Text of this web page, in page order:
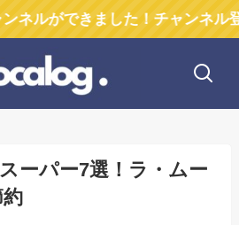
ました！チャンネル登録お願い
ーパー7選！ラ・ムー